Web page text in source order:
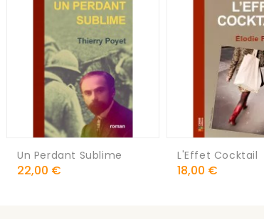
Un Perdant Sublime
Prix
22,00 €
L'Effet Cocktail
Prix
18,00 €